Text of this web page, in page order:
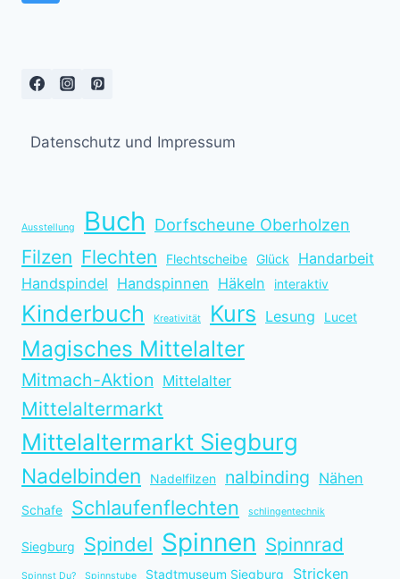
Datenschutz und Impressum
Ausstellung Buch Dorfscheune Oberholzen
Filzen Flechten Flechtscheibe Glück
Handarbeit
Handspindel Handspinnen Häkeln interaktiv
Kinderbuch Kreativität Kurs Lesung Lucet
Magisches Mittelalter
Mitmach-Aktion Mittelalter
Mittelaltermarkt
Mittelaltermarkt Siegburg
Nadelbinden Nadelfilzen nalbinding Nähen
Schafe Schlaufenflechten schlingentechnik
Siegburg Spindel Spinnen Spinnrad
Spinnst Du? Spinnstube Stadtmuseum Siegburg Stricken